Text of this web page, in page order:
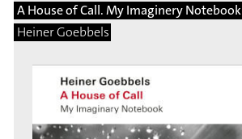
A House of Call. My Imaginery Notebook
Heiner Goebbels